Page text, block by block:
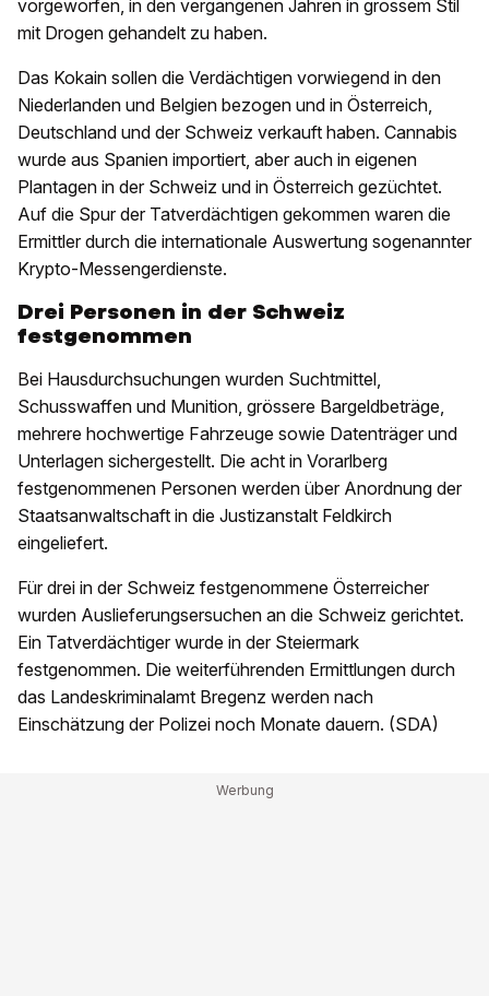
vorgeworfen, in den vergangenen Jahren in grossem Stil
mit Drogen gehandelt zu haben.
Das Kokain sollen die Verdächtigen vorwiegend in den
Niederlanden und Belgien bezogen und in Österreich,
Deutschland und der Schweiz verkauft haben. Cannabis
wurde aus Spanien importiert, aber auch in eigenen
Plantagen in der Schweiz und in Österreich gezüchtet.
Auf die Spur der Tatverdächtigen gekommen waren die
Ermittler durch die internationale Auswertung sogenannter
Krypto-Messengerdienste.
Drei Personen in der Schweiz
festgenommen
Bei Hausdurchsuchungen wurden Suchtmittel,
Schusswaffen und Munition, grössere Bargeldbeträge,
mehrere hochwertige Fahrzeuge sowie Datenträger und
Unterlagen sichergestellt. Die acht in Vorarlberg
festgenommenen Personen werden über Anordnung der
Staatsanwaltschaft in die Justizanstalt Feldkirch
eingeliefert.
Für drei in der Schweiz festgenommene Österreicher
wurden Auslieferungsersuchen an die Schweiz gerichtet.
Ein Tatverdächtiger wurde in der Steiermark
festgenommen. Die weiterführenden Ermittlungen durch
das Landeskriminalamt Bregenz werden nach
Einschätzung der Polizei noch Monate dauern. (SDA)